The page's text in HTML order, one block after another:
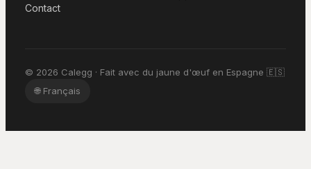
Contact
© 2026 Calegg · Fait avec du jaune d'œuf en Espagne 🇪🇸
🌐 Français